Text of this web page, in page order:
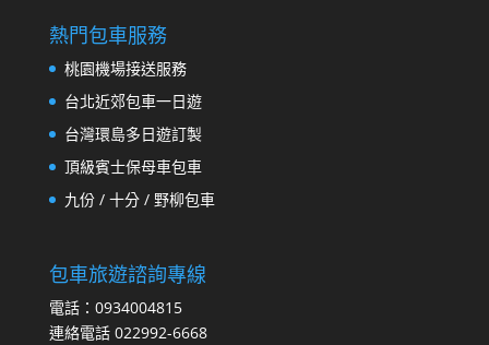
熱門包車服務
桃園機場接送服務
台北近郊包車一日遊
台灣環島多日遊訂製
頂級賓士保母車包車
九份 / 十分 / 野柳包車
包車旅遊諮詢專線
電話：0934004815
連絡電話 022992-6668